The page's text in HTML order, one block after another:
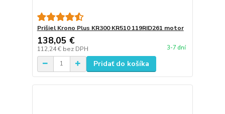
Prišiel Krono Plus KR300 KR510 119RID261 motor
138,05 €
112,24 € bez DPH 3-7 dní
Pridať do košíka